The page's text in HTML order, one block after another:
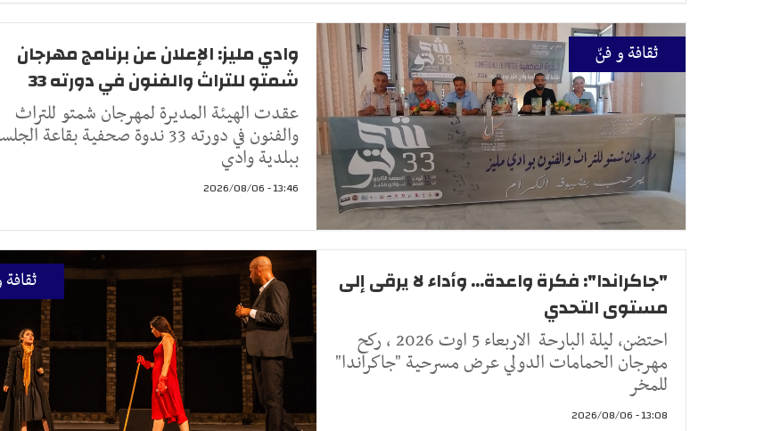
ثقافة و فنّ
وادي مليز: الإعلان عن برنامج مهرجان
شمتو للتراث والفنون في دورته 33
عقدت الهيئة المديرة لمهرجان شمتو للتراث
والفنون في دورته 33 ندوة صحفية بقاعة
ببلدية وادي
13:46 - 2026/08/06
"جاكراندا": فكرة واعدة... وأداء لا يرقى إلى
مستوى التحدي
احتضن، ليلة البارحة الاربعاء 5 اوت 2026 ، ركح
مهرجان الحمامات الدولي عرض مسرحية "جاكراندا"
للمخر
13:08 - 2026/08/06